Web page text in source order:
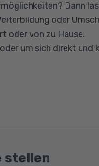
Securingim Umgang mit
in diesem Bereich
Studium sind nicht
Dann
oder
oder von zu Hause.
um sich direkt und
stellen